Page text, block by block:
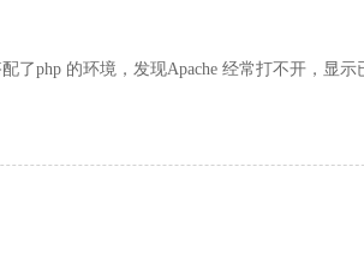
了php 的环境，发现Apache 经常打不开，显示